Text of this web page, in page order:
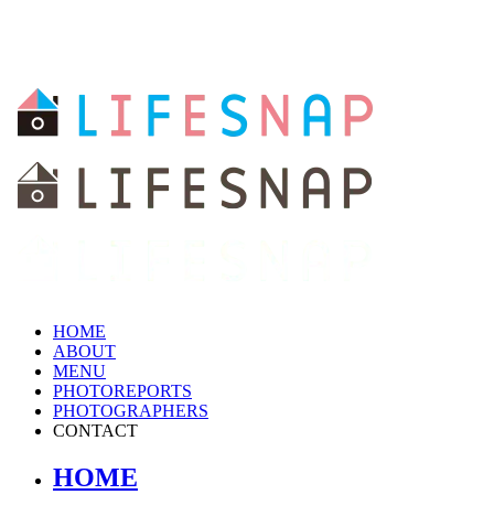
HOME
ABOUT
MENU
PHOTOREPORTS
PHOTOGRAPHERS
CONTACT
HOME